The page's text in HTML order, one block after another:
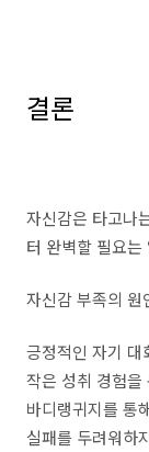
결론
자신감은 타고나
터 완벽할 필요
자신감 부족의 원
긍정적인 자기 대
작은 성취 경험을
바디랭귀지를 통
실패를 두려워하